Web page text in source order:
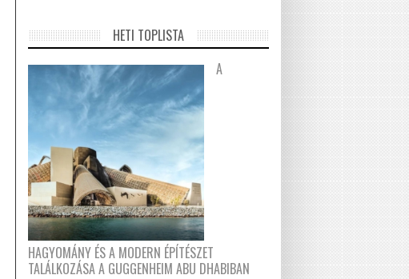
HETI TOPLISTA
A
HAGYOMÁNY ÉS A MODERN ÉPÍTÉSZET
TALÁLKOZÁSA A GUGGENHEIM ABU DHABIBAN